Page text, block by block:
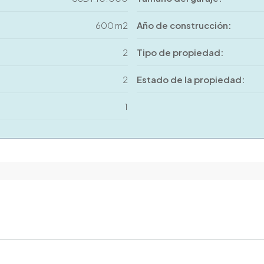
600 m2
2
2
1
Año de construcción:
Tipo de propiedad:
Estado de la propiedad: